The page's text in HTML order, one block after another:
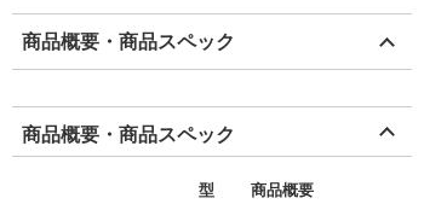
商品概要・商品スペック
商品概要・商品スペック
型 商品概要